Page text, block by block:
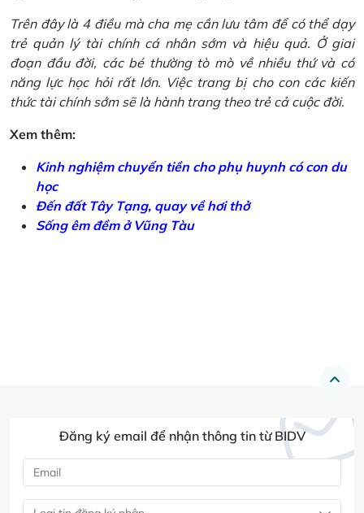
Trên đây là 4 điều mà cha mẹ cần lưu tâm để có thể dạy
trẻ quản lý tài chính cá nhân sớm và hiệu quả. Ở giai
đoạn đầu đời, các bé thường tò mò về nhiều thứ và có
năng lực học hỏi rất lớn. Việc trang bị cho con các kiến
thức tài chính sớm sẽ là hành trang theo trẻ cả cuộc đời.
Xem thêm:
Kinh nghiệm chuyển tiền cho phụ huynh có con du
học
Đến đất Tây Tạng, quay về hơi thở
Sống êm đềm ở Vũng Tàu
Đăng ký email để nhận thông tin từ BIDV